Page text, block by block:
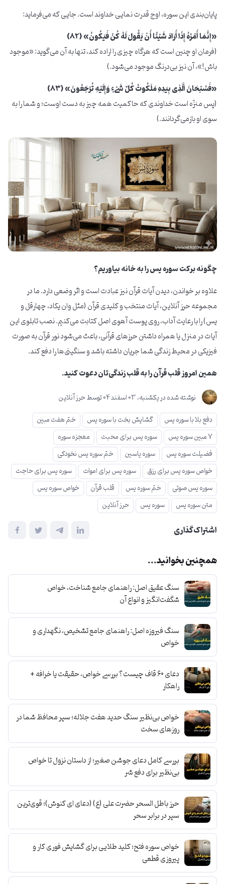
پایان‌بندی این سوره، اوج قدرت نمایی خداوند است. جایی که می‌فرماید:
«إِنَّمَا أَمْرُهُ إِذَا أَرَادَ شَیْئًا أَنْ یَقُولَ لَهُ کُنْ فَیَکُونُ» (۸۲)
(فرمان او چنین است که هرگاه چیزی را اراده کند، تنها به آن می‌گوید: «موجود
باش!»، آن نیز بی‌درنگ موجود می‌شود.)
«فَسُبْحَانَ الَّذِی بِیَدِهِ مَلَکُوتُ کُلِّ شَیْءٍ وَإِلَیْهِ تُرْجَعُونَ» (۸۳)
(پس منزّه است خداوندی که حاکمیت همه چیز به دست اوست؛ و شما را به
سوی او بازمی‌گردانند.)
چگونه برکت سوره یس را به خانه بیاوریم؟
علاوه بر خواندن، دیدن آیات قرآن نیز عبادت است و اثر وضعی دارد. ما در
مجموعه حرز آنلاین، آیات منتخب و کلیدی قرآن (مثل وان یکاد، چهارقل و
یس) را با رعایت آداب، روی پوست آهوی اصل کتابت می‌کنیم. نصب تابلوی این
آیات در منزل یا همراه داشتن حرزهای قرآنی، باعث می‌شود نور قرآن به صورت
فیزیکی در محیط زندگی شما جریان داشته باشد و سنگینی‌ها را دفع کند.
همین امروز قلب قرآن را به قلب زندگی‌تان دعوت کنید.
نوشته شده دریکشنبه، 03 اسفند 04 توسطحرز آنلاین
دفع بلا با سوره یس
گشایش بخت با سوره یس
ختم هفت مبین
7 مبین سوره یس
سوره یس برای محبت
معجزه سوره
فضیلت سوره یس
سوره یاسین
ختم سوره یس نخودکی
خواص سوره یس برای رزق
سوره یس برای اموات
سوره یس برای حاجت
سوره یس صوتی
ختم سوره یس قلب قرآن
خواص سوره یس
متن سوره یس
سوره یس حرز آنلاین
اشتراک‌گذاری
همچنین بخوانید...
سنگ عقیق اصل: راهنمای جامع شناخت، خواص
شگفت‌انگیز و انواع آن
سنگ فیروزه اصل: راهنمای جامع تشخیص، نگهداری و
خواص
دعای ۶۰ قاف چیست؟ بررسی خواص، حقیقت یا خرافه +
راهکار
خواص بی‌نظیر سنگ حدید هفت جلاله؛ سپر محافظ شما در
روزهای سخت
بررسی کامل دعای جوشن صغیر؛ از داستان نزول تا خواص
بی‌نظیر برای دفع شر
حرز باطل‌ السحر حضرت علی (ع) (دعای ای کنوش)؛ قوی‌ترین
سپر در برابر سحر
خواص سوره فتح؛ کلید طلایی برای گشایش فوری کار و
پیروزی قطعی